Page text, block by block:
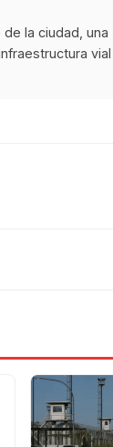
la ciudad,